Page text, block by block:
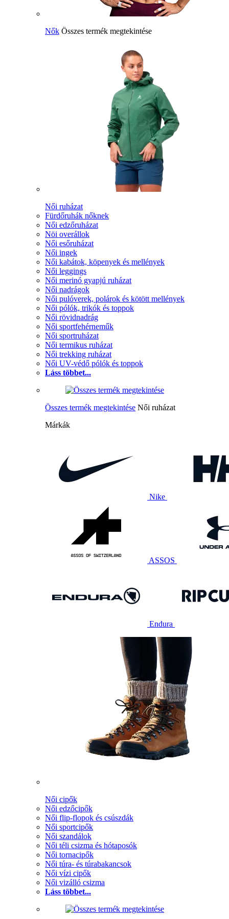
Nők Összes termék megtekintése
Női ruházat
Fürdőruhák nőknek
Női edzőruházat
Nöi overállok
Női esőruházat
Női ingek
Női kabátok, köpenyek és mellények
Női leggings
Női merinó gyapjú ruházat
Női nadrágok
Női pulóverek, polárok és kötött mellények
Női pólók, trikók és toppok
Női rövidnadrág
Női sportfehérneműk
Női sportruházat
Női termikus ruházat
Női trekking ruházat
Női UV-védő pólók és toppok
Láss többet...
Összes termék megtekintése Női ruházat
Márkák
Nike
ASSOS
Endura
Női cipők
Női edzőcipők
Női flip-flopok és csúszdák
Női sportcipők
Női szandálok
Női téli csizma és hótaposók
Női tornacipők
Női túra- és túrabakancsok
Női vízi cipők
Női vizálló csizma
Láss többet...